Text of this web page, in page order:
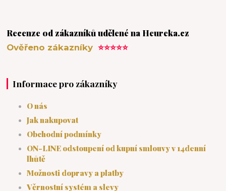
Recenze od zákazníků udělené na Heureka.cz
Ověřeno zákazníky⭐⭐⭐⭐⭐
Informace pro zákazníky
O nás
Jak nakupovat
Obchodní podmínky
ON-LINE odstoupení od kupní smlouvy v 14denní
lhůtě
Možnosti dopravy a platby
Věrnostní systém a slevy